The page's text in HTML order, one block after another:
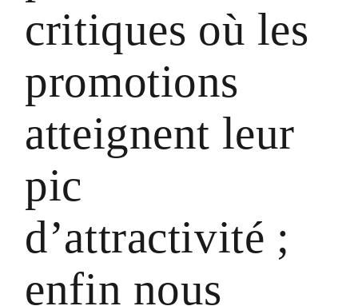
critiques où les
promotions
atteignent leur
pic
d’attractivité ;
enfin nous